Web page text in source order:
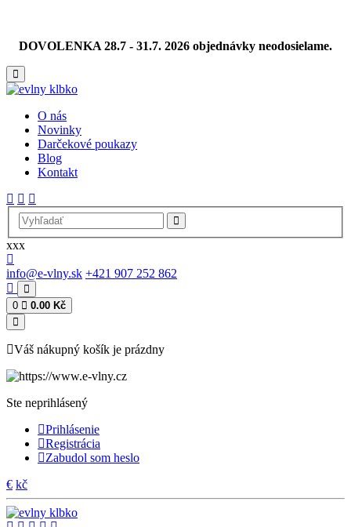
DOVOLENKA 28.7 - 31.7. 2026 objednávky neodosielame.
O nás
Novinky
Darčekové poukazy
Blog
Kontakt
xxx
info@e-vlny.sk +421 907 252 862
0 0.00 Kč
Váš nákupný košík je prázdny
Ste neprihlásený
Prihlásenie
Registrácia
Zabudol som heslo
€ kč